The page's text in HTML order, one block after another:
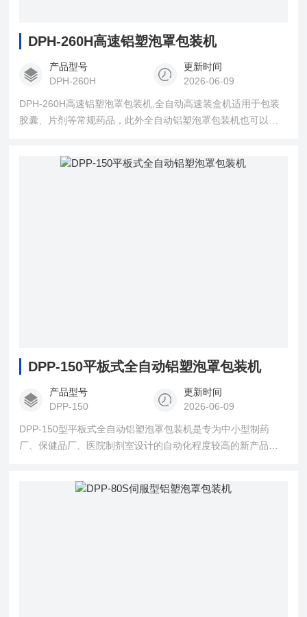
DPH-260H高速铝塑泡罩包装机
产品型号
DPH-260H
更新时间
2026-06-09
DPH-260H高速铝塑泡罩包装机,全自动高速装盒机适用于包装
胶囊、片剂等常规药品，此外全自动铝塑泡罩包装机也可以应
DPP-150平板式全自动铝塑泡罩包装机
产品型号
DPP-150
更新时间
2026-06-09
DPP-150型平板式全自动铝塑泡罩包装机是专为中小型制药
厂、保健品厂、医院制剂室设计的自动化程度较高的新产品，
批号、冲裁等工序全部连续自动完成，操作方便，功能齐全，